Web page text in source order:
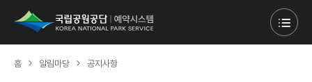
홈 알림마당 공지사항